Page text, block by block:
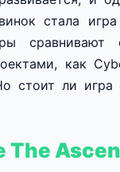
стала игра
как
стоит ли игра
The